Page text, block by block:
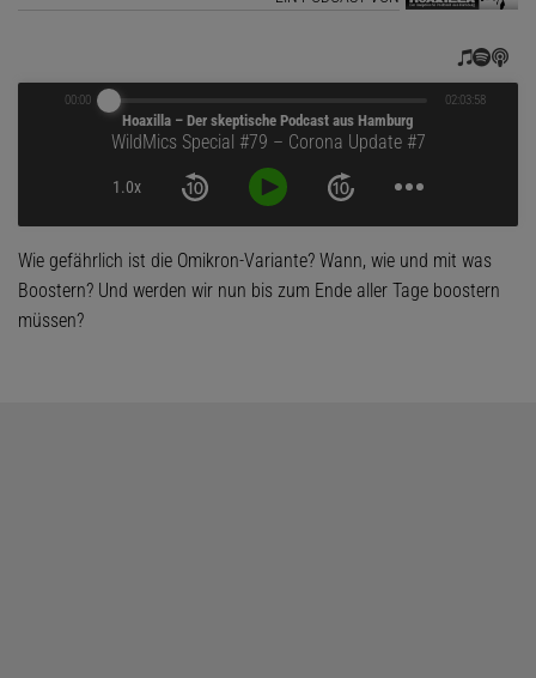
Hoaxilla – Der skeptische Podcast aus Hamburg
WildMics Special #79 – Corona Update #7
1.0x
00:00 02:03:58
Wie gefährlich ist die Omikron-Variante? Wann, wie und mit was
Boostern? Und werden wir nun bis zum Ende aller Tage boostern
müssen?